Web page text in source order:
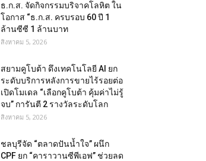
ธ.ก.ส. จัดกิจกรรมบริจาคโลหิต ใน
โอกาส “ธ.ก.ส. ครบรอบ 60 ปี 1
ล้านซีซี 1 ล้านบาท
สิงหาคม 5, 2026
สยามคูโบต้า ดึงเทคโนโลยี AI ยก
ระดับบริการหลังการขายไร้รอยต่อ
เปิดโมเดล “เลือกคูโบต้า คุ้มค่าไม่รู้
จบ” การันตี 2 รางวัลระดับโลก
สิงหาคม 5, 2026
ชลบุรีจัด “ตลาดปันน้ำใจ” ผนึก
CPF ยก “คาราวานซีพีเอฟ” ช่วยลด